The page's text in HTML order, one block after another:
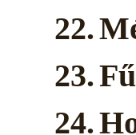
22.
23.
24.